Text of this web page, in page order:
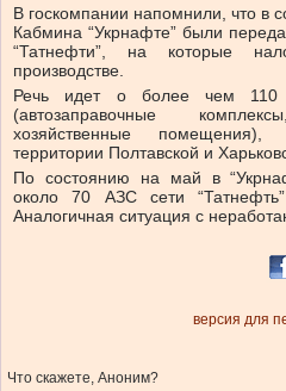
В госкомпании напомнили, что в
Кабмина “Укрнафте” были
“Татнефти”, на которые
производстве.
Речь идет о более чем 110
(автозаправочные
хозяйственные
территории Полтавской и
По состоянию на май в
около 70 АЗС сети
Аналогичная ситуация с
версия для
Что скажете, Аноним?